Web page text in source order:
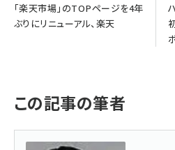
「楽天市場」のTOPページを4年
ぶりにリニューアル、楽天
この記事の筆者